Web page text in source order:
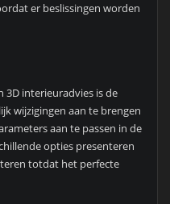
er beslissingen worden
3D interieuradvies is de
wijzigingen aan te brengen
aan te passen in de
opties presenteren
totdat het perfecte